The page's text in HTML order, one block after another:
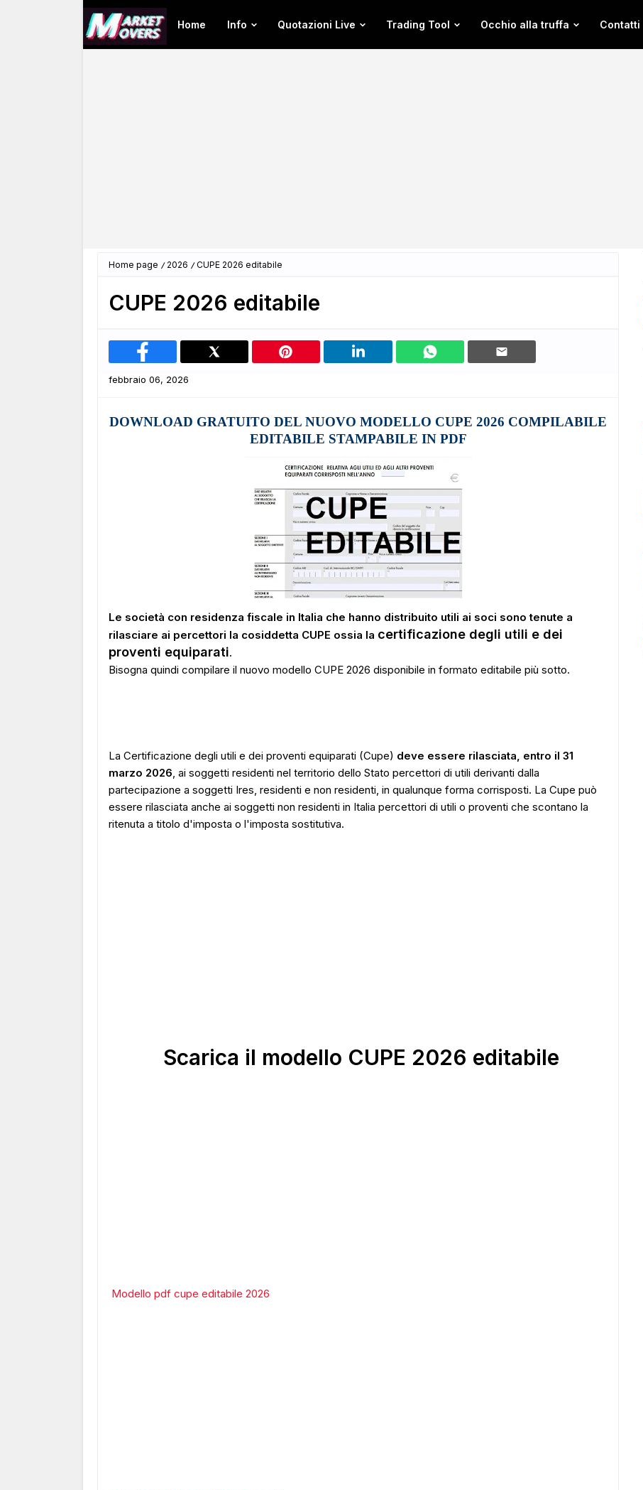
Home Info Quotazioni Live Trading Tool Occhio alla truffa Contatti
Home page 2026 CUPE 2026 editabile
CUPE 2026 editabile
febbraio 06, 2026
DOWNLOAD GRATUITO DEL NUOVO MODELLO CUPE 2026 COMPILABILE
EDITABILE STAMPABILE IN PDF
Le società con residenza fiscale in Italia che hanno distribuito utili ai soci sono tenute a
rilasciare ai percettori la cosiddetta CUPE ossia la certificazione degli utili e dei
proventi equiparati.
Bisogna quindi compilare il nuovo modello CUPE 2026 disponibile in formato editabile più sotto.
La Certificazione degli utili e dei proventi equiparati (Cupe) deve essere rilasciata, entro il 31
marzo 2026, ai soggetti residenti nel territorio dello Stato percettori di utili derivanti dalla
partecipazione a soggetti Ires, residenti e non residenti, in qualunque forma corrisposti. La Cupe può
essere rilasciata anche ai soggetti non residenti in Italia percettori di utili o proventi che scontano la
ritenuta a titolo d'imposta o l'imposta sostitutiva.
Scarica il modello CUPE 2026 editabile
Modello pdf cupe editabile 2026